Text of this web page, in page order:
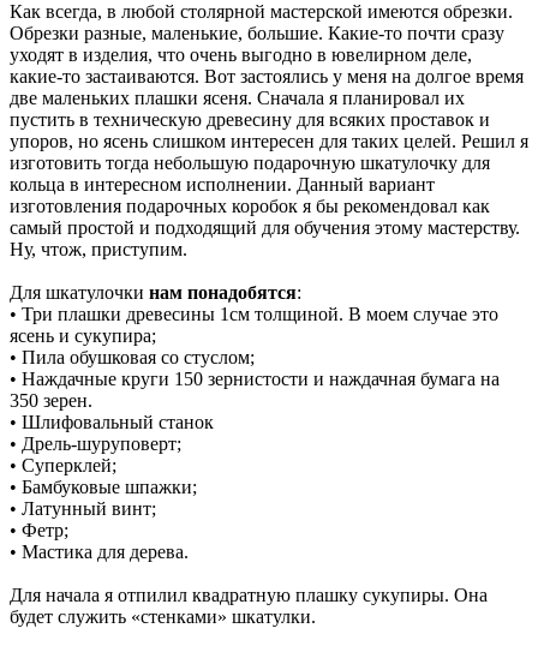
Как всегда, в любой столярной мастерской имеются обрезки.
Обрезки разные, маленькие, большие. Какие-то почти сразу
уходят в изделия, что очень выгодно в ювелирном деле,
какие-то застаиваются. Вот застоялись у меня на долгое время
две маленьких плашки ясеня. Сначала я планировал их
пустить в техническую древесину для всяких проставок и
упоров, но ясень слишком интересен для таких целей. Решил я
изготовить тогда небольшую подарочную шкатулочку для
кольца в интересном исполнении. Данный вариант
изготовления подарочных коробок я бы рекомендовал как
самый простой и подходящий для обучения этому мастерству.
Ну, чтож, приступим.
Для шкатулочки нам понадобятся:
• Три плашки древесины 1см толщиной. В моем случае это
ясень и сукупира;
• Пила обушковая со стуслом;
• Наждачные круги 150 зернистости и наждачная бумага на
350 зерен.
• Шлифовальный станок
• Дрель-шуруповерт;
• Суперклей;
• Бамбуковые шпажки;
• Латунный винт;
• Фетр;
• Мастика для дерева.
Для начала я отпилил квадратную плашку сукупиры. Она
будет служить «стенками» шкатулки.